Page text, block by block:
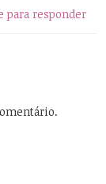
para responder